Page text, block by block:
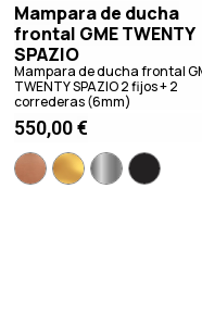
Mampara de ducha
frontal GME TWENTY
SPAZIO
Mampara de ducha frontal
TWENTY SPAZIO 2 fijos + 2
correderas (6mm)
550,00€